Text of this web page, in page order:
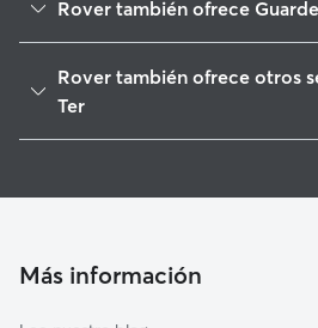
Rover también ofrece
Colomers
Cornellà del Terri
Rover también ofrece otros
Ter
Cuidadores a domicilio en Cervia-
Más información